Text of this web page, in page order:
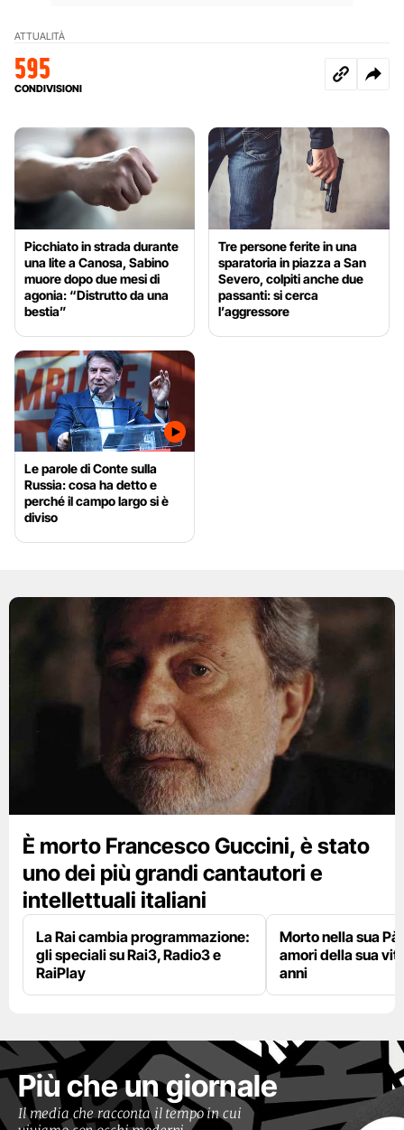
ATTUALITÀ
595
CONDIVISIONI
Picchiato in strada durante
una lite a Canosa, Sabino
muore dopo due mesi di
agonia: “Distrutto da una
bestia”
Tre persone ferite in una
sparatoria in piazza a San
Severo, colpiti anche due
passanti: si cerca
l’aggressore
Le parole di Conte sulla
Russia: cosa ha detto e
perché il campo largo si è
diviso
È morto Francesco Guccini, è stato
uno dei più grandi cantautori e
intellettuali italiani
La Rai cambia programmazione:
gli speciali su Rai3, Radio3 e
RaiPlay
Morto nella sua
amori della sua
anni
Più che un giornale
Il media che racconta il tempo in cui